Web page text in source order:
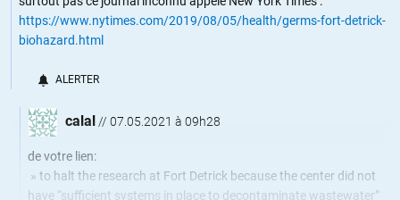
https://www.nytimes.com/2019/08/05/health/germs-fort-detrick-
biohazard.html
ALERTER
calal // 07.05.2021 à 09h28
de votre lien:
» to halt the research at Fort Detrick because the center did not
have “sufficient systems in place to decontaminate wastewater”